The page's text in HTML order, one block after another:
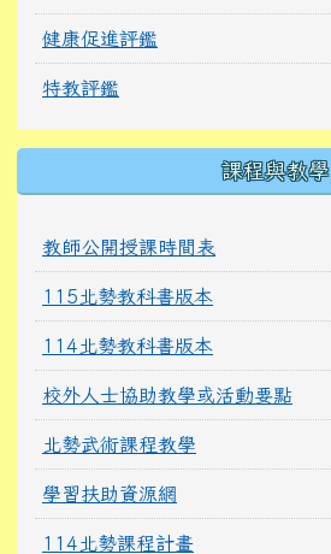
健康促進評鑑
特教評鑑
課程與教學
教師公開授課時間表
115北勢教科書版本
114北勢教科書版本
校外人士協助教學或活動要點
北勢武術課程教學
學習扶助資源網
114北勢課程計畫